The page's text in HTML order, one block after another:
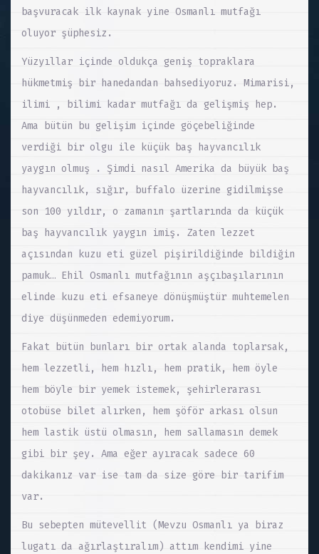
başvuracak ilk kaynak yine Osmanlı mutfağı
oluyor şüphesiz.
Yüzyıllar içinde oldukça geniş topraklara
hükmetmiş bir hanedandan bahsediyoruz. Mimarisi,
ilimi , bilimi kadar mutfağı da gelişmiş hep.
Ama bütün bu gelişim içinde göçebeliğinde
verdiği bir olgu ile küçük baş hayvancılık
yaygın olmuş . Şimdi nasıl Amerika da büyük baş
hayvancılık, sığır, buffalo üzerine gidilmişse
son 100 yıldır, o zamanın şartlarında da küçük
baş hayvancılık yaygın imiş. Zaten lezzet
açısından kuzu eti güzel pişirildiğinde bildiğin
pamuk… Ehil Osmanlı mutfağının aşçıbaşılarının
elinde kuzu eti efsaneye dönüşmüştür muhtemelen
diye düşünmeden edemiyorum.
Fakat bütün bunları bir ortak alanda toplarsak,
hem lezzetli, hem hızlı, hem pratik, hem öyle
hem böyle bir yemek istemek, şehirlerarası
otobüse bilet alırken, hem şöför arkası olsun
hem lastik üstü olmasın, hem sallamasın demek
gibi bir şey. Ama eğer ayıracak sadece 60
dakikanız var ise tam da size göre bir tarifim
var.
Bu sebepten mütevellit (Mevzu Osmanlı ya biraz
lugatı da ağırlaştıralım) attım kendimi yine